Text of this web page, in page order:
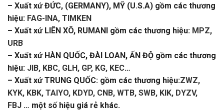
– Xuất xứ ĐỨC, (GERMANY), MỸ (U.S.A) gồm các thương
hiệu: FAG-INA, TIMKEN
– Xuất xứ LIÊN XÔ, RUMANI gồm các thương hiệu: MPZ,
URB
– Xuất xứ HÀN QUỐC, ĐÀI LOAN, ẤN ĐỘ gồm các thương
hiệu: JIB, KBC, GLH, GP, KG, KEC…
– Xuất xứ TRUNG QUỐC: gồm các thương hiệu:ZWZ,
KYK, KBK, TAIYO, KDYD, CNB, WTB, SWB, KIK, DYZV,
FBJ … một số hiệu giá rẻ khác.